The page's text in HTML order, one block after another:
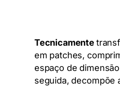
Tecnicamente
em patches,
espaço de
seguida, decompõe